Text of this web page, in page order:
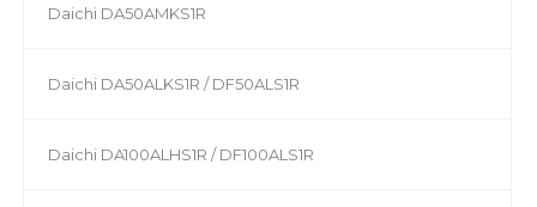
Daichi DA50AMKS1R
Daichi DA50ALKS1R / DF50ALS1R
Daichi DA100ALHS1R / DF100ALS1R